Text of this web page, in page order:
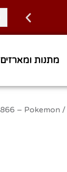
מתנות ומארזים
/ Funko Pop LEAFEON 866 – Pokemon